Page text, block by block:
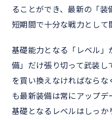
ることができ、最新の「
短期間で十分な戦力として
基礎能力となる「レベル」
備」だけ張り切って武装し
を買い換えなければならな
も最新装備は常にアップデ
基礎となるレベルはしっか